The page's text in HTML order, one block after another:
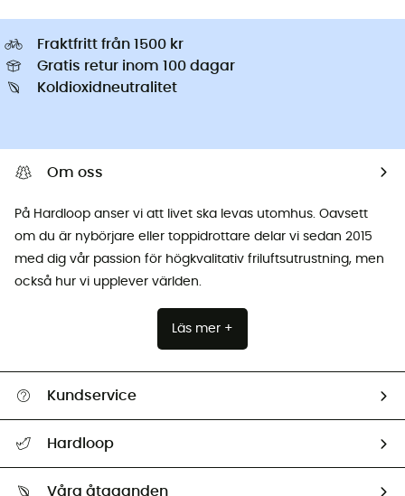
Fraktfritt från 1500 kr
Gratis retur inom 100 dagar
Koldioxidneutralitet
Om oss
På Hardloop anser vi att livet ska levas utomhus. Oavsett
om du är nybörjare eller toppidrottare delar vi sedan 2015
med dig vår passion för högkvalitativ friluftsutrustning, men
också hur vi upplever världen.
Läs mer +
Kundservice
Retur & återbetalning
Hardloop
Våra åtaganden